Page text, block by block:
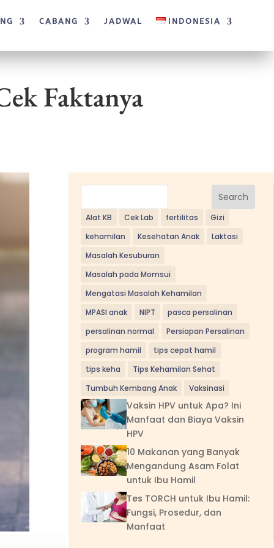
CABANG JADWAL INDONESIA
Faktanya
Search
Alat KB Cek Lab fertilitas
Gizi
kehamilan
Kesehatan Anak
Laktasi
Masalah Kesuburan
Masalah pada Momsui
Mengatasi Masalah Kehamilan
MPASI anak
NIPT
pasca persalinan
persalinan normal
Persiapan Persalinan
program hamil
tips cepat hamil
tips keha
Tips Kehamilan Sehat
Tumbuh Kembang Anak
Vaksinasi
Vaksin HPV untuk Apa? Ini
Manfaat dan Biaya Vaksin
HPV
10 Makanan yang Banyak
Mengandung Asam Folat
untuk Ibu Hamil
Tes TORCH untuk Ibu Hamil:
Fungsi, Prosedur, dan
Manfaat